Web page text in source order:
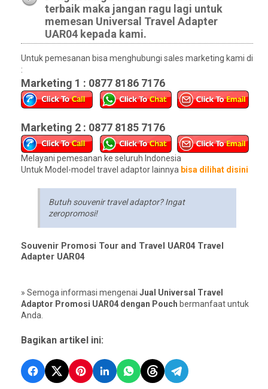
terbaik maka jangan ragu lagi untuk
memesan Universal Travel Adapter
UAR04 kepada kami.
Untuk pemesanan bisa menghubungi sales marketing kami di
:
Marketing 1 : 0877 8186 7176
Marketing 2 : 0877 8185 7176
Melayani pemesanan ke seluruh Indonesia
Untuk Model-model travel adaptor lainnya bisa dilihat disini
Butuh souvenir travel adaptor? Ingat
zeropromosi!
Souvenir Promosi Tour and Travel UAR04 Travel
Adapter UAR04
» Semoga informasi mengenai Jual Universal Travel
Adaptor Promosi UAR04 dengan Pouch bermanfaat untuk
Anda.
Bagikan artikel ini: